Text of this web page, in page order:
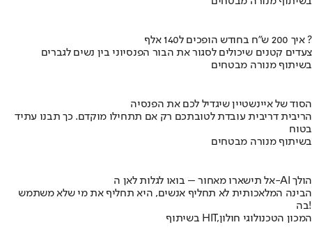
איך 200 ש"ח בחודש הופכים ל140 אלף ?
צעדים קטנים שיכולים לסגור את הבור הפנסיוני בין נשים לגברים
בשיתוף מנורה מבטחים
הסוד של איינשטיין שיגדיל לכם את הפנסיה
הריבית דריבית עובדת לטובתכם רק אם תתחילו מוקדם. כך תבנו עתיד
בטוח
בשיתוף מנורה מבטחים
אל תישארו מאחור – בואו לגלות לאן ה-AI הולך
הבינה המלאכותית לא תחליף אנשים, היא תחליף את מי שלא משתמש
בה!
בשיתוף HIT,המכון הטכנולוגי חולון